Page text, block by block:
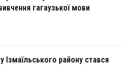
гагаузької мови
Ізмаїльського району стався